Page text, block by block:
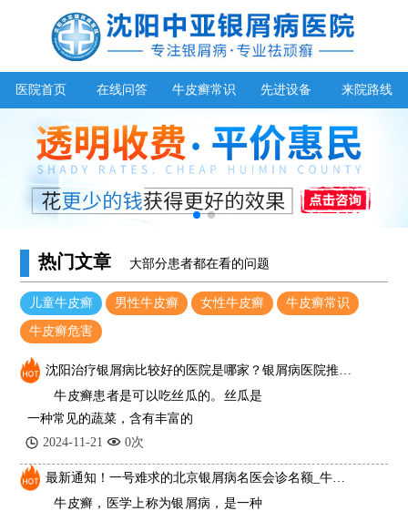
医院首页 在线问答 牛皮癣常识 先进设备 来院路线
热门文章 大部分患者都在看的问题
儿童牛皮癣 男性牛皮癣 女性牛皮癣 牛皮癣常识
牛皮癣危害
牛皮癣患者是可以吃丝瓜的。丝瓜是
一种常见的蔬菜，含有丰富的
2024-11-21
0次
牛皮癣，医学上称为银屑病，是一种